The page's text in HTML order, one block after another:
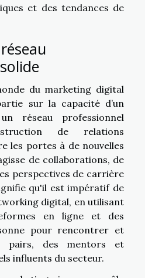
et des tendances de
du marketing digital
sur la capacité d’un
réseau professionnel
de relations
les portes à de nouvelles
de collaborations, de
perspectives de carrière
qu'il est impératif de
digital, en utilisant
en ligne et des
pour rencontrer et
pairs, des mentors et
influents du secteur.